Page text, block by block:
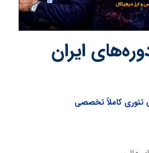
ایران
تئوری کاملاً تخصصی